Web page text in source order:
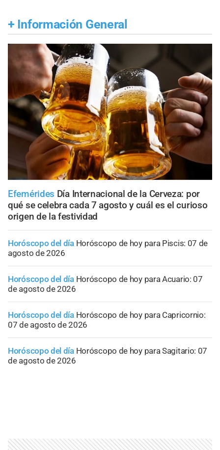
+ Información General
Efemérides Día Internacional de la Cerveza: por
qué se celebra cada 7 agosto y cuál es el curioso
origen de la festividad
Horóscopo del día Horóscopo de hoy para Piscis: 07 de
agosto de 2026
Horóscopo del día Horóscopo de hoy para Acuario: 07
de agosto de 2026
Horóscopo del día Horóscopo de hoy para Capricornio:
07 de agosto de 2026
Horóscopo del día Horóscopo de hoy para Sagitario: 07
de agosto de 2026